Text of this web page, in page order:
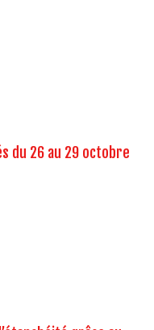
du 26 au 29 octobre